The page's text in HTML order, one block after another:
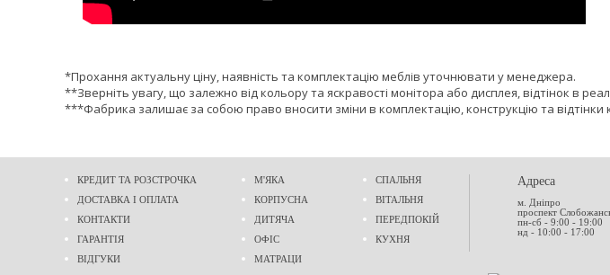
*Прохання актуальну ціну, наявність та комплектацію меблів уточнювати у менеджера.
**Зверніть увагу, що залежно від кольору та яскравості монітора або дисплея, відтінок в
***Фабрика залишає за собою право вносити зміни в комплектацію, конструкцію та
КРЕДИТ ТА РОЗСТРОЧКА
ДОСТАВКА І ОПЛАТА
КОНТАКТИ
ГАРАНТІЯ
ВІДГУКИ
М'ЯКА
КОРПУСНА
ДИТЯЧА
ОФІС
МАТРАЦИ
СПАЛЬНЯ
ВІТАЛЬНЯ
ПЕРЕДПОКІЙ
КУХНЯ
Адреса
м. Дніпро
проспект
пн-сб - 9:00 - 19:00
нд - 10:00 - 17:00